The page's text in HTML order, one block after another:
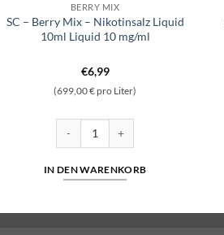
BERRY MIX
SC – Berry Mix – Nikotinsalz Liquid
10ml Liquid 10 mg/ml
€6,99
(699,00 € pro Liter)
IN DEN WARENKORB